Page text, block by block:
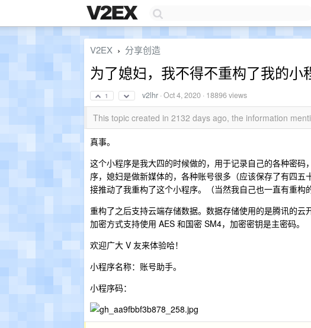
V2EX › 分享创造
为了媳妇，我不得不重构了我的小
1 v2lhr ·Oct 4, 2020 · 18896 views
This topic created in 2132 days ago, the information
真事。
这个小程序是我大四的时候做的，用于记录自己的各种密
序，媳妇是做新媒体的，各种账号很多（应该保存了有四
接推动了我重构了这个小程序。（当然我自己也一直有重构
重构了之后支持云端存储数据。数据存储使用的是腾讯的
加密方式支持使用 AES 和国密 SM4，加密密钥是主密码。
欢迎广大 V 友来体验哈！
小程序名称：账号助手。
小程序码：